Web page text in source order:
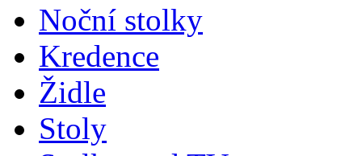
Noční stolky
Kredence
Židle
Stoly